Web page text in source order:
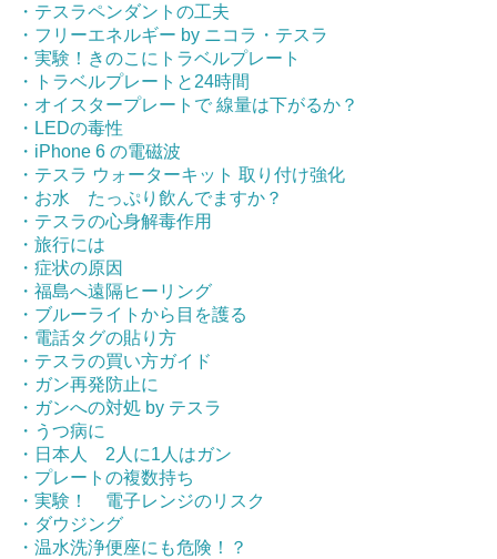
・テスラペンダントの工夫
・フリーエネルギー by ニコラ・テスラ
・実験！きのこにトラベルプレート
・トラベルプレートと24時間
・オイスタープレートで 線量は下がるか？
・LEDの毒性
・iPhone 6 の電磁波
・テスラ ウォーターキット 取り付け強化
・お水 たっぷり飲んでますか？
・テスラの心身解毒作用
・旅行には
・症状の原因
・福島へ遠隔ヒーリング
・ブルーライトから目を護る
・電話タグの貼り方
・テスラの買い方ガイド
・ガン再発防止に
・ガンへの対処 by テスラ
・うつ病に
・日本人 2人に1人はガン
・プレートの複数持ち
・実験！ 電子レンジのリスク
・ダウジング
・温水洗浄便座にも危険！？